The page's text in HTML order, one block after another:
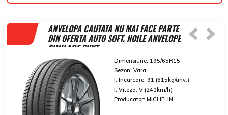
ANVELOPA CAUTATA NU MAI FACE PARTE
DIN OFERTA AUTO SOFT. NOILE ANVELOPE
SIMILARE SUNT
Dimensiune: 195/65R15
Sezon: Vara
I. Incarcare: 91 (615kg/anv.)
I. Viteza: V (240km/h)
Producator: MICHELIN